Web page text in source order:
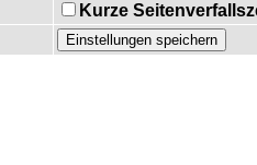
Kurze